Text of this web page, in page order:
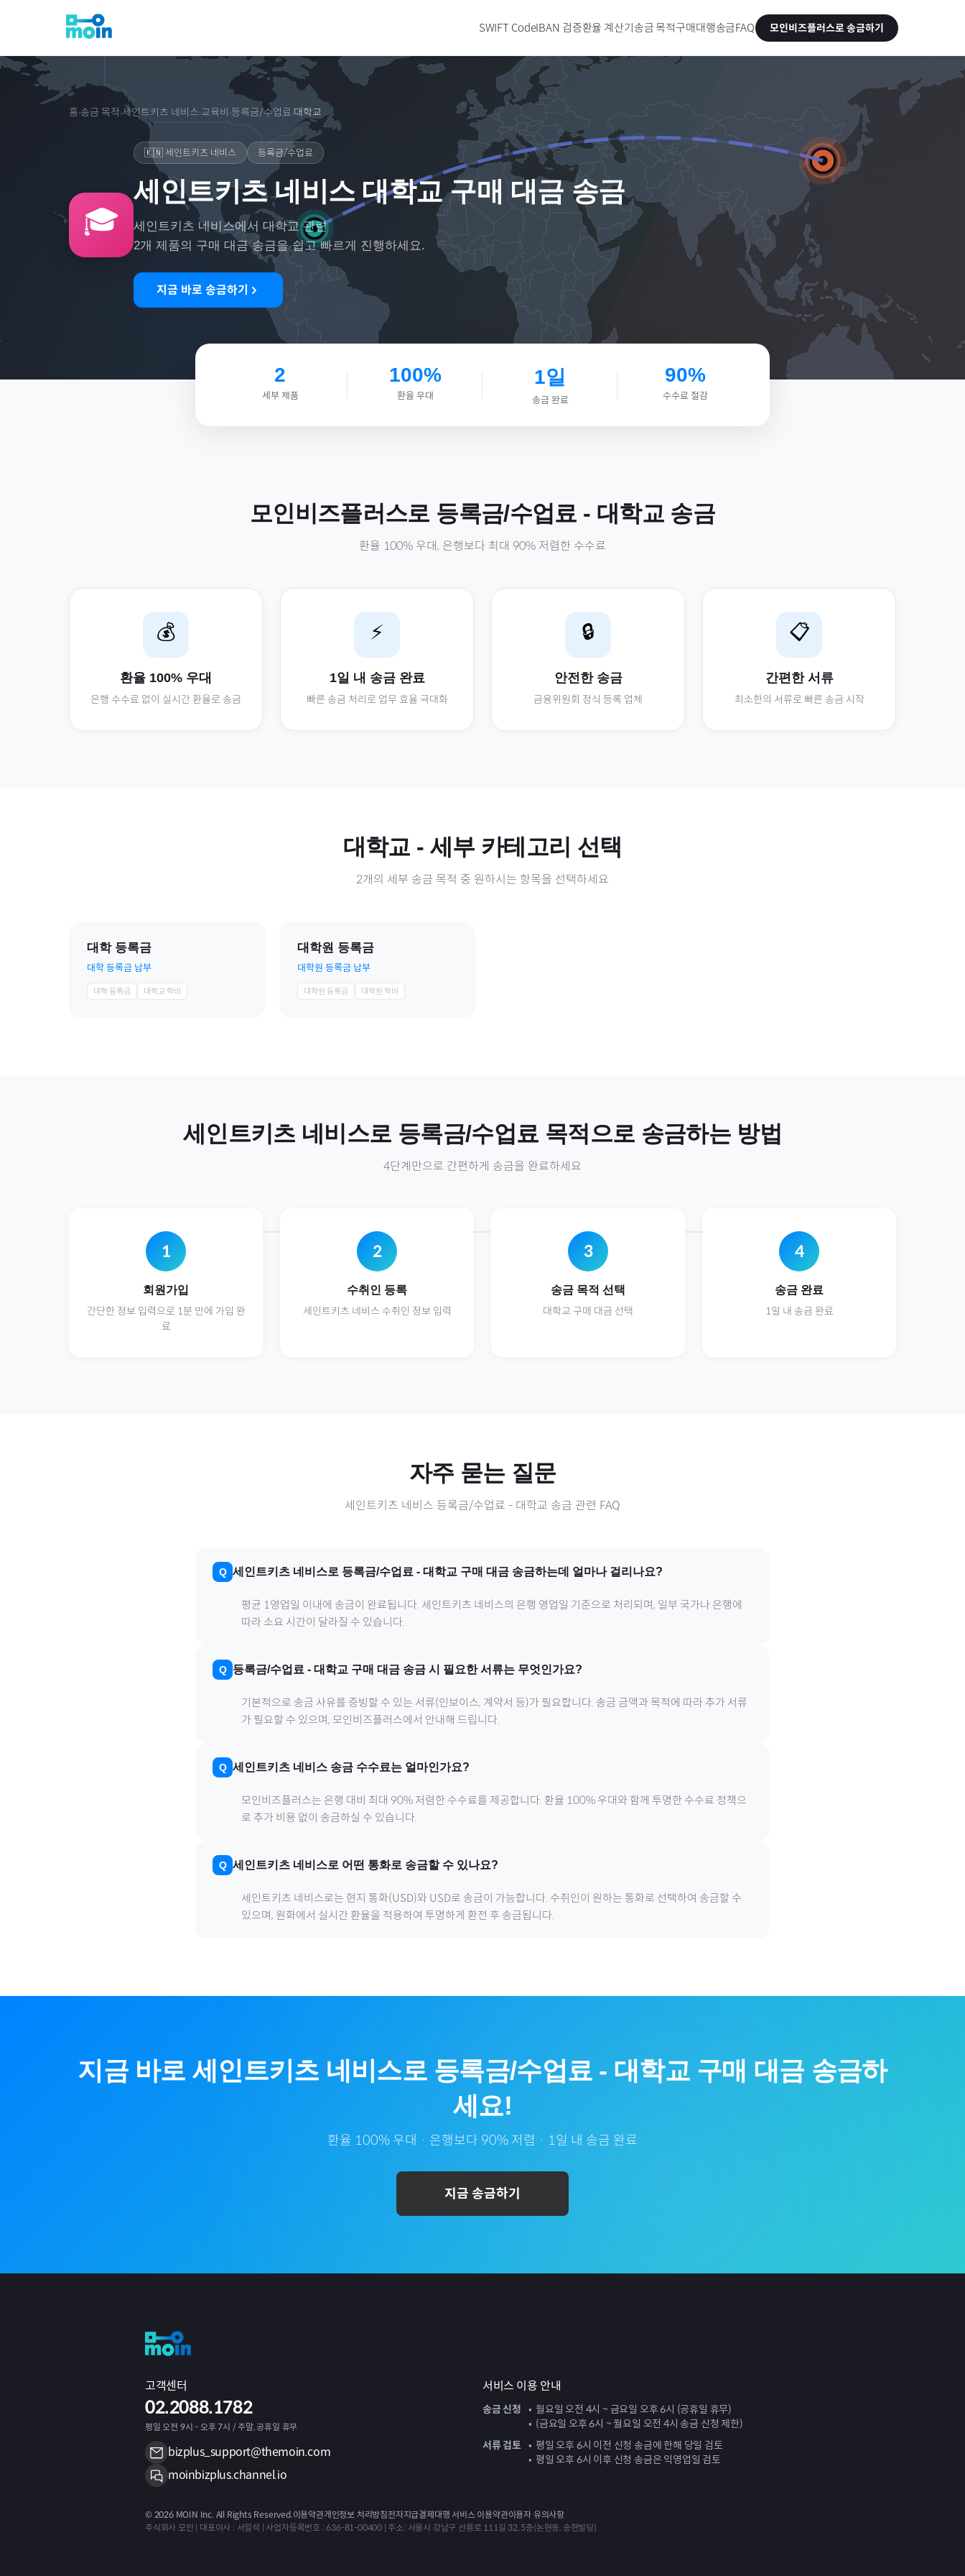
SWIFT CodeIBAN 검증환율 계산기송금 목적구매대행송금FAQ 모인비즈플러스로 송금하기
홈›송금 목적 ›세인트키츠 네비스›교육비 ›등록금/수업료›대학교
🎓
🇰🇳 세인트키츠 네비스 등록금/수업료
세인트키츠 네비스 대학교 구매 대금 송금
세인트키츠 네비스에서 대학교관련
2개 제품의 구매 대금 송금을 쉽고 빠르게 진행하세요.
지금 바로 송금하기
2
세부 제품
100%
환율 우대
1일
송금 완료
90%
수수료 절감
모인비즈플러스로 등록금/수업료 - 대학교송금
환율 100% 우대, 은행보다 최대 90% 저렴한 수수료
💰
환율 100% 우대
은행 수수료 없이 실시간 환율로 송금
⚡
1일 내 송금 완료
빠른 송금 처리로 업무 효율 극대화
🔒
안전한 송금
금융위원회 정식 등록 업체
📋
간편한 서류
최소한의 서류로 빠른 송금 시작
대학교 - 세부 카테고리 선택
2개의 세부 송금 목적 중 원하시는 항목을 선택하세요
대학 등록금
대학 등록금 납부
대학 등록금 대학교 학비
대학원 등록금
대학원 등록금 납부
대학원 등록금 대학원 학비
세인트키츠 네비스로 등록금/수업료 목적으로 송금하는 방법
4단계만으로 간편하게 송금을 완료하세요
1
회원가입
간단한 정보 입력으로 1분 만에 가입 완
료
2
수취인 등록
세인트키츠 네비스 수취인 정보 입력
3
송금 목적 선택
대학교 구매 대금 선택
4
송금 완료
1일 내 송금 완료
자주 묻는 질문
세인트키츠 네비스 등록금/수업료 - 대학교 송금 관련 FAQ
세인트키츠 네비스로 등록금/수업료 - 대학교 구매 대금 송금하는데 얼마나 걸리나요?
평균 1영업일 이내에 송금이 완료됩니다. 세인트키츠 네비스의 은행 영업일 기준으로 처리되며, 일부 국가나 은행에
따라 소요 시간이 달라질 수 있습니다.
등록금/수업료 - 대학교 구매 대금 송금 시 필요한 서류는 무엇인가요?
기본적으로 송금 사유를 증빙할 수 있는 서류(인보이스, 계약서 등)가 필요합니다. 송금 금액과 목적에 따라 추가 서류
가 필요할 수 있으며, 모인비즈플러스에서 안내해 드립니다.
세인트키츠 네비스 송금 수수료는 얼마인가요?
모인비즈플러스는 은행 대비 최대 90% 저렴한 수수료를 제공합니다. 환율 100% 우대와 함께 투명한 수수료 정책으
로 추가 비용 없이 송금하실 수 있습니다.
세인트키츠 네비스로 어떤 통화로 송금할 수 있나요?
세인트키츠 네비스로는 현지 통화(USD)와 USD로 송금이 가능합니다. 수취인이 원하는 통화로 선택하여 송금할 수
있으며, 원화에서 실시간 환율을 적용하여 투명하게 환전 후 송금됩니다.
지금 바로세인트키츠 네비스로 등록금/수업료 - 대학교구매 대금 송금하
세요!
환율 100% 우대 · 은행보다 90% 저렴 · 1일 내 송금 완료
지금 송금하기
고객센터
02.2088.1782
평일 오전 9시 - 오후 7시 / 주말, 공휴일 휴무
bizplus_support@themoin.com
moinbizplus.channel.io
서비스 이용 안내
송금 신청
월요일 오전 4시 ~ 금요일 오후 6시 (공휴일 휴무)
(금요일 오후 6시 ~ 월요일 오전 4시 송금 신청 제한)
서류 검토
평일 오후 6시 이전 신청 송금에 한해 당일 검토
평일 오후 6시 이후 신청 송금은 익영업일 검토
© 2026MOIN Inc. All Rights Reserved.이용약관개인정보 처리방침전자지급결제대행 서비스 이용약관이용자 유의사항
주식회사 모인 | 대표이사 : 서일석 | 사업자등록번호 : 636-81-00400 | 주소: 서울시 강남구 선릉로 111길 32, 5층(논현동, 송현빌딩)